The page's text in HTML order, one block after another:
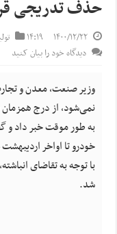
حذف تدریجی
۱۴۰۰/۱۲/۲۲ ۱۴:۱۹
دیدگاه خود را بیان کنید
وزیر صنعت، معدن و
نمی‌شود، از درج همزمان
به طور موقت خبر داد
خودرو تا اواخر
شد.